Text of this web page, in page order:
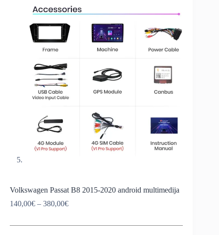
Volkswagen Passat B8 2015-2020 android multimedija
140,00€ – 380,00€Price